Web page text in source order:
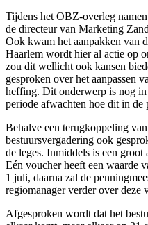
Tijdens het OBZ-overleg
de directeur van Marketing
Ook kwam het aanpakken van
Haarlem wordt hier al actie op
zou dit wellicht ook kansen
gesproken over het aanpassen
heffing. Dit onderwerp is nog in
periode afwachten hoe dit in de
Behalve een terugkoppeling
bestuursvergadering ook
de leges. Inmiddels is een groot
Eén voucher heeft een waarde
1 juli, daarna zal de
regiomanager verder over deze
Afgesproken wordt dat het